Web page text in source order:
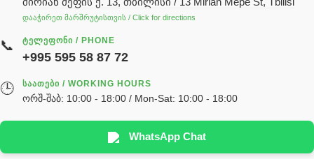
реек
სხადასხვა
Hyva
დააჭირეთ მარშრუტისთვის / Click for directions
📞 ᲢᲔᲚᲔᲤᲝᲜᲘ / PHONE
+995 595 58 87 72
🕒 ᲡᲐᲐᲗᲔᲑᲘ / WORKING HOURS
ორშ-შაბ: 10:00 - 18:00 / Mon-Sat: 10:00 - 18:00
WhatsApp Chat